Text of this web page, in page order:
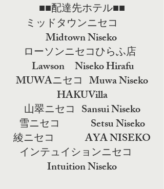
​■■配達先ホテル■■
ミッドタウンニセコ
Midtown Niseko
ローソンニセコひらふ店
Lawson Niseko Hirafu
MUWAニセコ Muwa Niseko
HAKUVilla
山翠ニセコ Sansui Niseko
雪ニセコ Setsu Niseko
綾ニセコ AYA NISEKO
インテュイションニセコ
Intuition Niseko